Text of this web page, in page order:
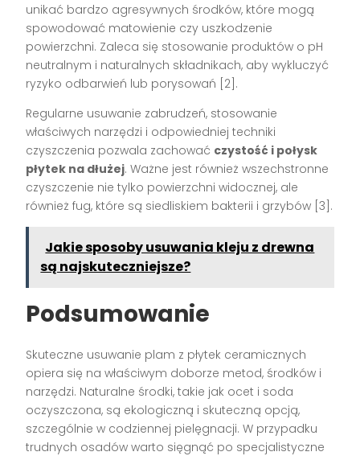
unikać bardzo agresywnych środków, które mogą
spowodować matowienie czy uszkodzenie
powierzchni. Zaleca się stosowanie produktów o pH
neutralnym i naturalnych składnikach, aby wykluczyć
ryzyko odbarwień lub porysowań [2].
Regularne usuwanie zabrudzeń, stosowanie
właściwych narzędzi i odpowiedniej techniki
czyszczenia pozwala zachować czystość i połysk
płytek na dłużej. Ważne jest również wszechstronne
czyszczenie nie tylko powierzchni widocznej, ale
również fug, które są siedliskiem bakterii i grzybów [3].
Jakie sposoby usuwania kleju z drewna
są najskuteczniejsze?
Podsumowanie
Skuteczne usuwanie plam z płytek ceramicznych
opiera się na właściwym doborze metod, środków i
narzędzi. Naturalne środki, takie jak ocet i soda
oczyszczona, są ekologiczną i skuteczną opcją,
szczególnie w codziennej pielęgnacji. W przypadku
trudnych osadów warto sięgnąć po specjalistyczne